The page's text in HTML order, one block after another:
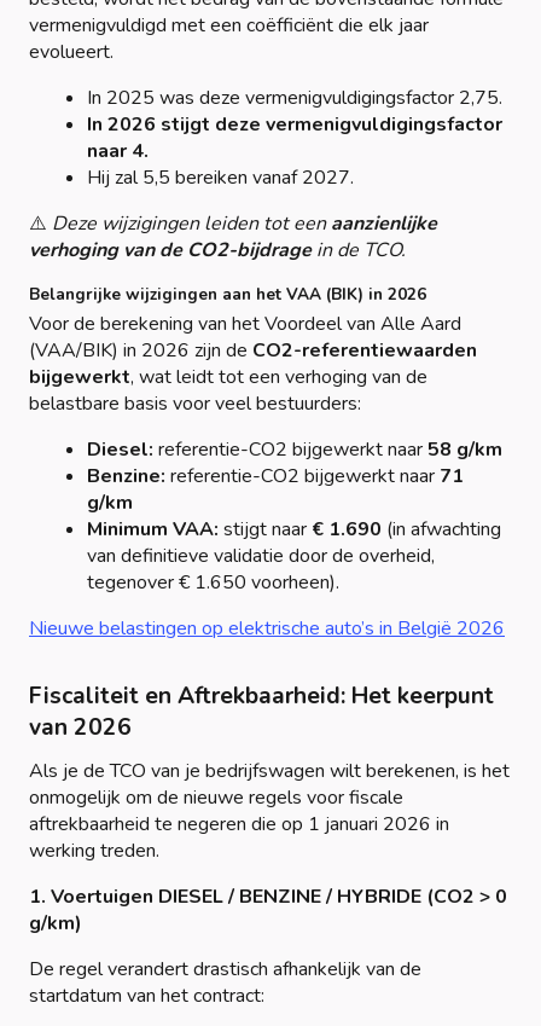
vermenigvuldigd met een coëfficiënt die elk jaar
evolueert.
In 2025 was deze vermenigvuldigingsfactor 2,75.
In 2026 stijgt deze vermenigvuldigingsfactor
naar 4.
Hij zal 5,5 bereiken vanaf 2027.
⚠️ Deze wijzigingen leiden tot eenaanzienlijke
verhoging van de CO2-bijdragein de TCO.
Belangrijke wijzigingen aan het VAA (BIK) in 2026
Voor de berekening van het Voordeel van Alle Aard
(VAA/BIK) in 2026 zijn de CO2-referentiewaarden
bijgewerkt, wat leidt tot een verhoging van de
belastbare basis voor veel bestuurders:
Diesel: referentie-CO2 bijgewerkt naar 58 g/km
Benzine: referentie-CO2 bijgewerkt naar 71
g/km
Minimum VAA: stijgt naar € 1.690 (in afwachting
van definitieve validatie door de overheid,
tegenover € 1.650 voorheen).
Nieuwe belastingen op elektrische auto’s in België 2026
Fiscaliteit en Aftrekbaarheid: Het keerpunt
van 2026
Als je de TCO van je bedrijfswagen wilt berekenen, is het
onmogelijk om de nieuwe regels voor fiscale
aftrekbaarheid te negeren die op 1 januari 2026 in
werking treden.
1. Voertuigen DIESEL / BENZINE / HYBRIDE (CO2 > 0
g/km)
De regel verandert drastisch afhankelijk van de
startdatum van het contract: